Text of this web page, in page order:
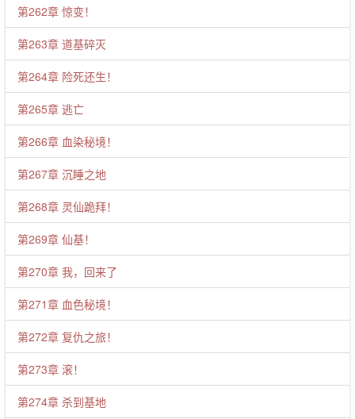
第262章 惊变！
第263章 道基碎灭
第264章 险死还生！
第265章 逃亡
第266章 血染秘境！
第267章 沉睡之地
第268章 灵仙跪拜！
第269章 仙基！
第270章 我，回来了
第271章 血色秘境！
第272章 复仇之旅！
第273章 滚！
第274章 杀到基地